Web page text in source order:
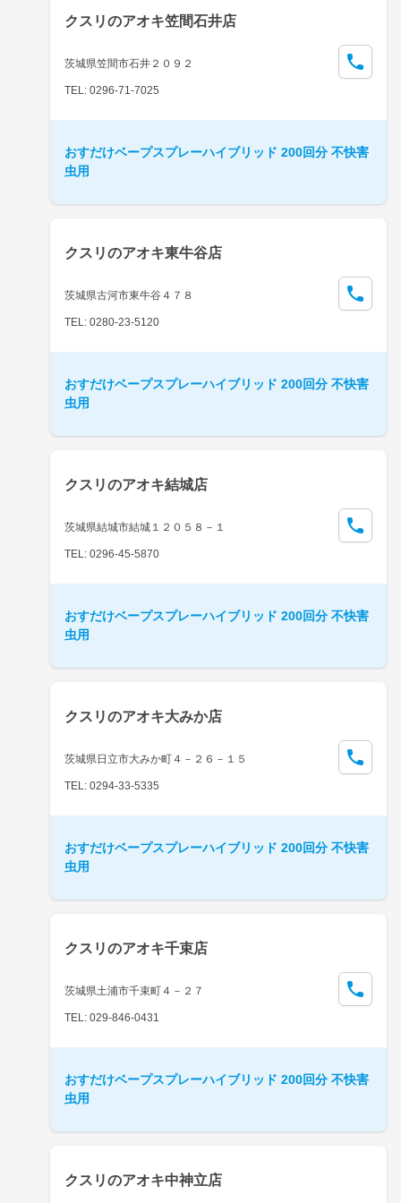
クスリのアオキ笠間石井店
茨城県笠間市石井２０９２
TEL: 0296-71-7025
おすだけベープスプレーハイブリッド 200回分 不快害
虫用
クスリのアオキ東牛谷店
茨城県古河市東牛谷４７８
TEL: 0280-23-5120
おすだけベープスプレーハイブリッド 200回分 不快害
虫用
クスリのアオキ結城店
茨城県結城市結城１２０５８－１
TEL: 0296-45-5870
おすだけベープスプレーハイブリッド 200回分 不快害
虫用
クスリのアオキ大みか店
茨城県日立市大みか町４－２６－１５
TEL: 0294-33-5335
おすだけベープスプレーハイブリッド 200回分 不快害
虫用
クスリのアオキ千束店
茨城県土浦市千束町４－２７
TEL: 029-846-0431
おすだけベープスプレーハイブリッド 200回分 不快害
虫用
クスリのアオキ中神立店